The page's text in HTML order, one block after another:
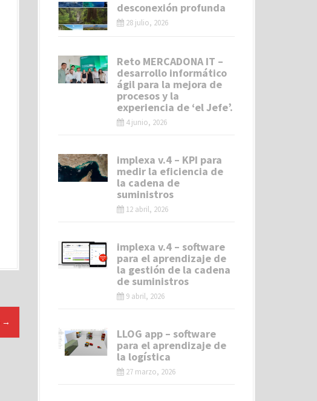
→
desconexión profunda
28 julio, 2026
Reto MERCADONA IT –
desarrollo informático
ágil para la mejora de
procesos y la
experiencia de ‘el Jefe’.
4 junio, 2026
implexa v.4 – KPI para
medir la eficiencia de
la cadena de
suministros
12 abril, 2026
implexa v.4 – software
para el aprendizaje de
la gestión de la cadena
de suministros
9 abril, 2026
LLOG app – software
para el aprendizaje de
la logística
27 marzo, 2026